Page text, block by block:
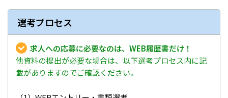
選考プロセス
求人への応募に必要なのは、WEB履歴書だけ！
他資料の提出が必要な場合は、以下選考プロセス内に記
載がありますのでご確認ください。